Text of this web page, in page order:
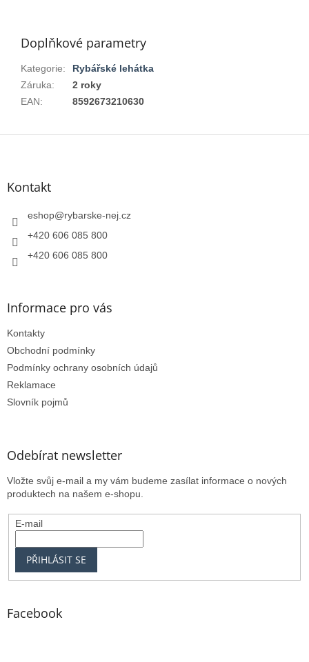
Doplňkové parametry
Kategorie:
Rybářské lehátka
Záruka:
2 roky
EAN: 8592673210630
Z
Kontakt
eshop@rybarske-nej.cz
+420 606 085 800
+420 606 085 800
Informace pro vás
Kontakty
Obchodní podmínky
Podmínky ochrany osobních údajů
Reklamace
Slovník pojmů
Odebírat newsletter
Vložte svůj e-mail a my vám budeme zasílat informace o nových
produktech na našem e-shopu.
E-mail
PŘIHLÁSIT SE
Facebook